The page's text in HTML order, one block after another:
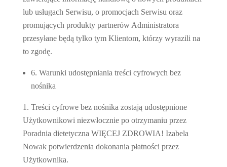
lub usługach Serwisu, o promocjach Serwisu oraz
promujących produkty partnerów Administratora
przesyłane będą tylko tym Klientom, którzy wyrazili na
to zgodę.
6. Warunki udostępniania treści cyfrowych bez
nośnika
Treści cyfrowe bez nośnika zostają udostępnione
Użytkownikowi niezwłocznie po otrzymaniu przez
Poradnia dietetyczna WIĘCEJ ZDROWIA! Izabela
Nowak potwierdzenia dokonania płatności przez
Użytkownika.